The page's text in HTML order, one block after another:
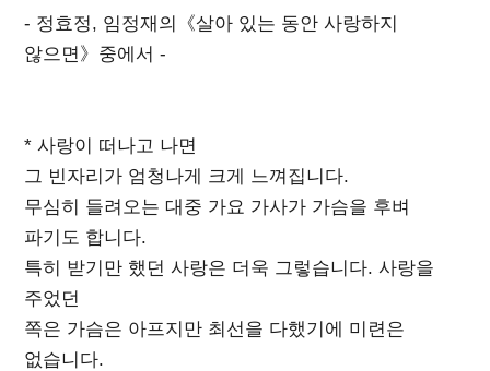
- 정효정, 임정재의《살아 있는 동안 사랑하지
않으면》중에서 -
* 사랑이 떠나고 나면
그 빈자리가 엄청나게 크게 느껴집니다.
무심히 들려오는 대중 가요 가사가 가슴을 후벼
파기도 합니다.
특히 받기만 했던 사랑은 더욱 그렇습니다. 사랑을
주었던
쪽은 가슴은 아프지만 최선을 다했기에 미련은
없습니다.